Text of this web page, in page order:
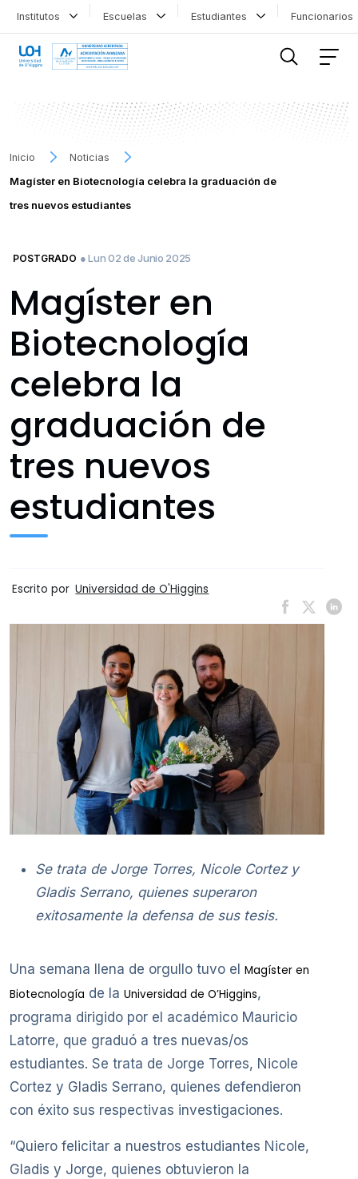
Institutos Escuelas Estudiantes
Inicio
Noticias
Magíster en Biotecnología celebra la graduación de
tres nuevos estudiantes
POSTGRADO ● Lun 02 de Junio 2025
Magíster en
Biotecnología
celebra la
graduación de
tres nuevos
estudiantes
Escrito por Universidad de O'Higgins
Se trata de Jorge Torres, Nicole Cortez y
Gladis Serrano, quienes superaron
exitosamente la defensa de sus tesis.
Una semana llena de orgullo tuvo el Magíster en
Biotecnología de la Universidad de O’Higgins,
programa dirigido por el académico Mauricio
Latorre, que graduó a tres nuevas/os
estudiantes. Se trata de Jorge Torres, Nicole
Cortez y Gladis Serrano, quienes defendieron
con éxito sus respectivas investigaciones.
“Quiero felicitar a nuestros estudiantes Nicole,
Gladis y Jorge, quienes obtuvieron la